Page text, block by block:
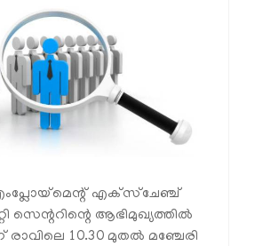
എംപ്ലോയ്‌മെന്റ് എക്‌സ്ചേഞ്ച്
സെന്ററിന്റെ ആഭിമുഖ്യത്തിൽ
10.30 മുതൽ മഞ്ചേരി